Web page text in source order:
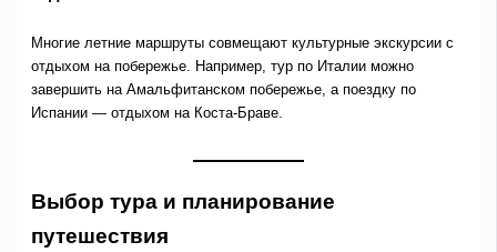
Многие летние маршруты совмещают культурные экскурсии с
отдыхом на побережье. Например, тур по Италии можно
завершить на Амальфитанском побережье, а поездку по
Испании — отдыхом на Коста-Браве.
Выбор тура и планирование
путешествия